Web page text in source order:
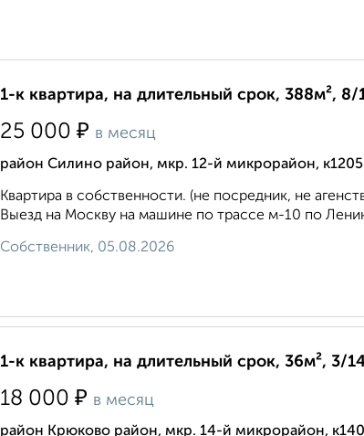
1-к квартира, на длительный срок, 388м², 8/
25 000 ₽ в месяц
район Силино район, мкр. 12-й микрорайон, к1205
Квартира в собственности. (не посредник, не
Выезд на Москву на машине по трассе м-10 по
Собственник, 05.08.2026
1-к квартира, на длительный срок, 36м², 3/
18 000 ₽ в месяц
район Крюково район, мкр. 14-й микрорайон,